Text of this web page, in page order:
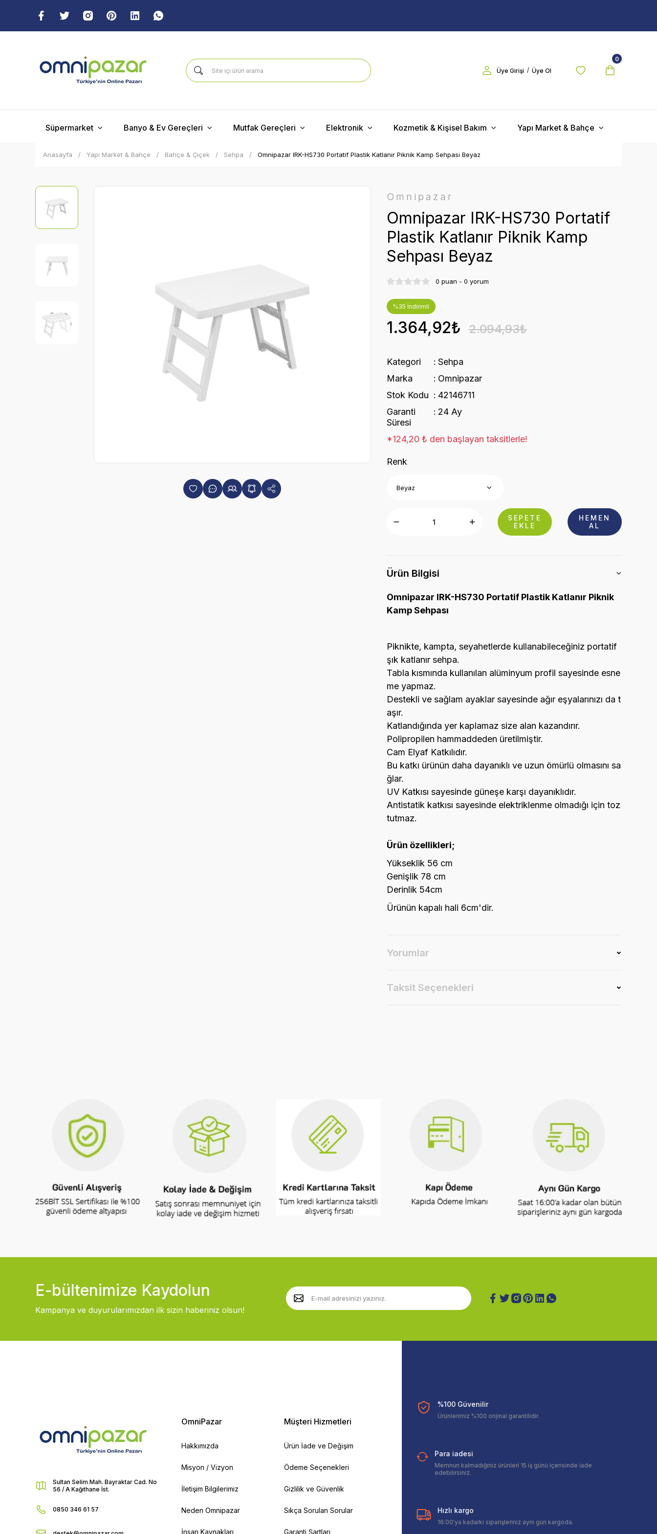
Üye Girişi / Üye Ol
0
Süpermarket Banyo & Ev Gereçleri Mutfak Gereçleri Elektronik Kozmetik & Kişisel Bakım Yapı Market & Bahçe
Anasayfa Yapı Market & Bahçe Bahçe & Çiçek Sehpa Omnipazar IRK-HS730 Portatif Plastik Katlanır Piknik Kamp Sehpası Beyaz
Omnipazar
Omnipazar IRK-HS730 Portatif
Plastik Katlanır Piknik Kamp
Sehpası Beyaz
0 puan - 0 yorum
%35 İndirimli
1.364,92₺ 2.094,93₺
Kategori
Sehpa
Marka
Omnipazar
Stok Kodu
42146711
Garanti
Süresi
24 Ay
*124,20 ₺ den başlayan taksitlerle!
Renk
SEPETE
EKLE
HEMEN
AL
Ürün Bilgisi
Omnipazar IRK-HS730 Portatif Plastik Katlanır Piknik
Kamp Sehpası
Piknikte, kampta, seyahetlerde kullanabileceğiniz portatif
şık katlanır sehpa.
Tabla kısmında kullanılan alüminyum profil sayesinde esne
me yapmaz.
Destekli ve sağlam ayaklar sayesinde ağır eşyalarınızı da t
aşır.
Katlandığında yer kaplamaz size alan kazandırır.
Polipropilen hammaddeden üretilmiştir.
Cam Elyaf Katkılıdır.
Bu katkı ürünün daha dayanıklı ve uzun ömürlü olmasını sa
ğlar.
UV Katkısı sayesinde güneşe karşı dayanıklıdır.
Antistatik katkısı sayesinde elektriklenme olmadığı için toz
tutmaz.
Ürün özellikleri;
Yükseklik 56 cm
Genişlik 78 cm
Derinlik 54cm
Ürünün kapalı hali 6cm'dir.
Yorumlar
Taksit Seçenekleri
E-bültenimize Kaydolun
Kampanya ve duyurularımızdan ilk sizin haberiniz olsun!
Sultan Selim Mah. Bayraktar Cad. No
56 / A Kağıthane İst.
0850 346 61 57
OmniPazar
Hakkımızda
Misyon / Vizyon
İletişim Bilgilerimiz
Neden Omnipazar
İnsan Kaynakları
Müşteri Hizmetleri
Ürün İade ve Değişim
Ödeme Seçenekleri
Gizlilik ve Güvenlik
Sıkça Sorulan Sorular
Garanti Şartları
%100 Güvenilir
Ürünlerimiz %100 orijinal garantilidir.
Para iadesi
Memnun kalmadığınız ürünleri 15 iş günü içerisinde iade
edebilirsiniz.
Hızlı kargo
16:00'ya kadarki siparişleriniz aynı gün kargoda.